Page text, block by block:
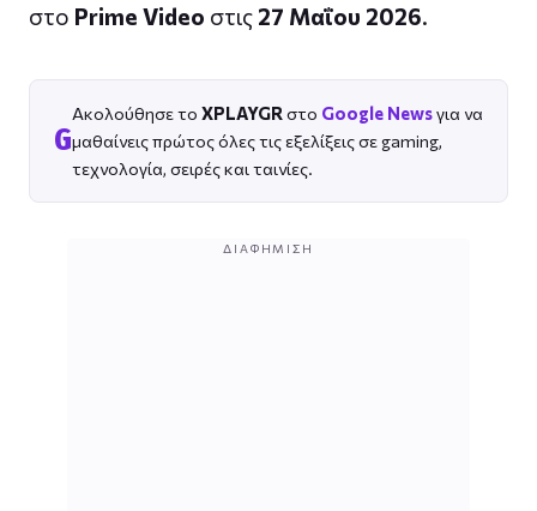
στο Prime Video στις 27 Μαΐου 2026.
G
Ακολούθησε το XPLAYGR στο Google Newsγια να
μαθαίνεις πρώτος όλες τις εξελίξεις σε gaming,
τεχνολογία, σειρές και ταινίες.
ΔΙΑΦΉΜΙΣΗ